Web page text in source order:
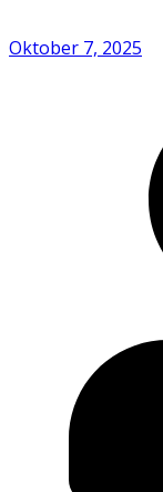
Oktober 7, 2025